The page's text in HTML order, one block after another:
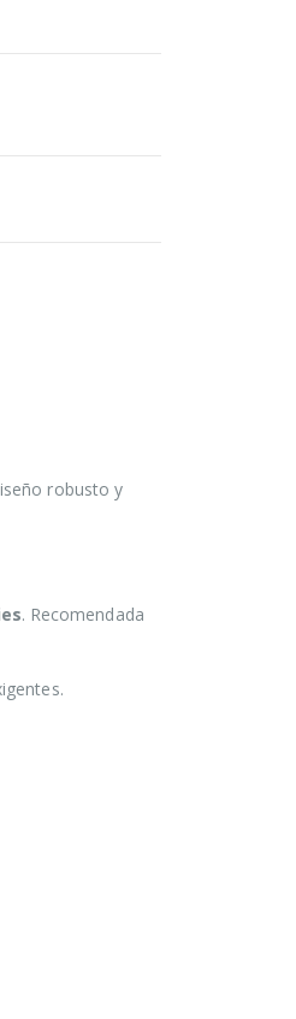
robusto y
. Recomendada